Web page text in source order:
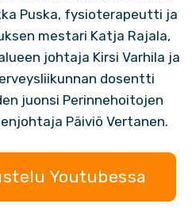
Puska, fysioterapeutti ja
mestari Katja Rajala,
johtaja Kirsi Varhila ja
dosentti
juonsi Perinnehoitojen
Päiviö Vertanen.
Youtubessa